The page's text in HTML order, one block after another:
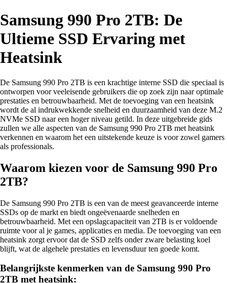
Samsung 990 Pro 2TB: De
Ultieme SSD Ervaring met
Heatsink
De Samsung 990 Pro 2TB is een krachtige interne SSD die speciaal is
ontworpen voor veeleisende gebruikers die op zoek zijn naar optimale
prestaties en betrouwbaarheid. Met de toevoeging van een heatsink
wordt de al indrukwekkende snelheid en duurzaamheid van deze M.2
NVMe SSD naar een hoger niveau getild. In deze uitgebreide gids
zullen we alle aspecten van de Samsung 990 Pro 2TB met heatsink
verkennen en waarom het een uitstekende keuze is voor zowel gamers
als professionals.
Waarom kiezen voor de Samsung 990 Pro
2TB?
De Samsung 990 Pro 2TB is een van de meest geavanceerde interne
SSDs op de markt en biedt ongeëvenaarde snelheden en
betrouwbaarheid. Met een opslagcapaciteit van 2TB is er voldoende
ruimte voor al je games, applicaties en media. De toevoeging van een
heatsink zorgt ervoor dat de SSD zelfs onder zware belasting koel
blijft, wat de algehele prestaties en levensduur ten goede komt.
Belangrijkste kenmerken van de Samsung 990 Pro
2TB met heatsink: